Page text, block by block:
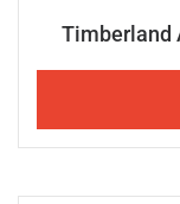
Timberland